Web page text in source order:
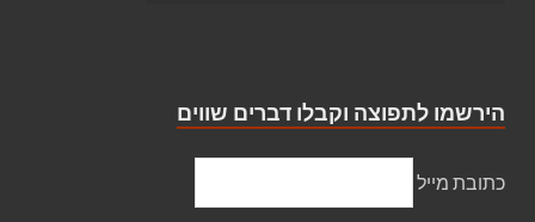
הירשמו לתפוצה וקבלו דברים שווים
כתובת מייל